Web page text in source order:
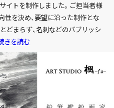
イトを制作しました。ご担当者様
性を決め、要望に沿った制作とな
どまらず、名刺などのパブリッシ
きを読む
ャ
ピ
タ
ル
ハ